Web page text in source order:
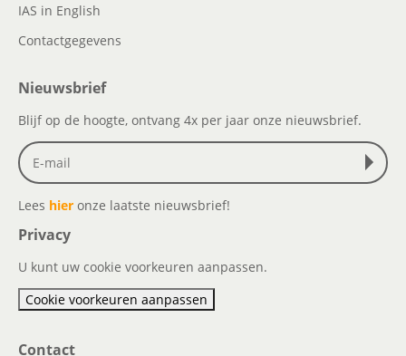
IAS in English
Contactgegevens
Nieuwsbrief
Blijf op de hoogte, ontvang 4x per jaar onze nieuwsbrief.
Lees hier onze laatste nieuwsbrief!
Privacy
U kunt uw cookie voorkeuren aanpassen.
Cookie voorkeuren aanpassen
Contact